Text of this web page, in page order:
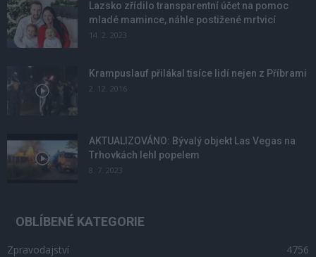
Lazsko zřídilo transparentní účet na pomoc
mladé mamince, náhle postižené mrtvicí
14. 2. 2023
Krampuslauf přilákal tisíce lidí nejen z Příbrami
2. 12. 2016
AKTUALIZOVÁNO: Bývalý objekt Las Vegas na
Trhovkách lehl popelem
8. 7. 2023
OBLÍBENÉ KATEGORIE
Zpravodajství
4756